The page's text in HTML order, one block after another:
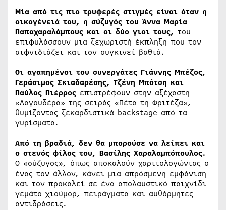
Μία από τις πιο τρυφερές στιγμές είναι όταν η
οικογένειά του, η σύζυγός του Άννα Μαρία
Παπαχαραλάμπους και οι δύο γιοι τους, του
επιφυλάσσουν μια ξεχωριστή έκπληξη που τον
αιφνιδιάζει και τον συγκινεί βαθιά.
Οι αγαπημένοι του συνεργάτες Γιάννης Μπέζος,
Γεράσιμος Σκιαδαρέσης, Τζένη Μπότση και
Παύλος Πιέρρος επιστρέφουν στην αξέχαστη
«Λαγουδέρα» της σειράς «Πέτα τη Φριτέζα»,
θυμίζοντας ξεκαρδιστικά backstage από τα
γυρίσματα.
Από τη βραδιά, δεν θα μπορούσε να λείπει και
ο στενός φίλος του, Βασίλης Χαραλαμπόπουλος.
Ο «σύζυγος», όπως αποκαλούν χαριτολογώντας ο
ένας τον άλλον, κάνει μια απρόσμενη εμφάνιση
και τον προκαλεί σε ένα απολαυστικό παιχνίδι
γεμάτο χιούμορ, πειράγματα και αυθόρμητες
αντιδράσεις.